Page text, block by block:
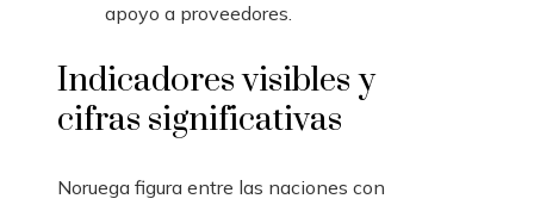
apoyo a proveedores.
Indicadores visibles y
cifras significativas
Noruega figura entre las naciones con